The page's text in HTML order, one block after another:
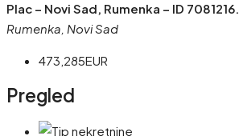
Plac – Novi Sad, Rumenka – ID 7081216.
Rumenka, Novi Sad
473,285EUR
Pregled